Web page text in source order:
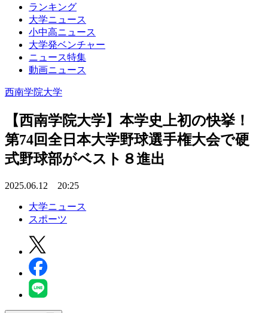
ランキング
大学ニュース
小中高ニュース
大学発ベンチャー
ニュース特集
動画ニュース
西南学院大学
【西南学院大学】本学史上初の快挙！
第74回全日本大学野球選手権大会で硬
式野球部がベスト８進出
2025.06.12 20:25
大学ニュース
スポーツ